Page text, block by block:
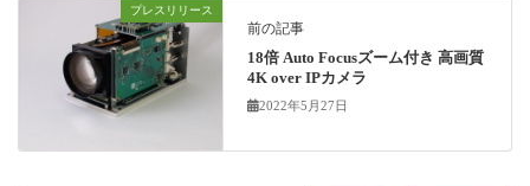
プレスリリース
前の記事
18倍 Auto Focusズーム付き 高画質
4K over IPカメラ
2022年5月27日